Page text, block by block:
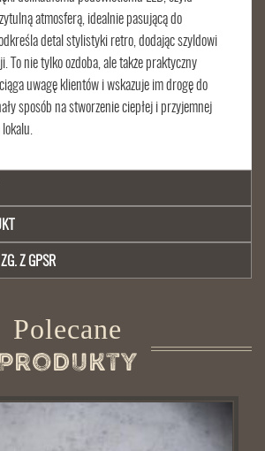
atmosferą, idealnie pasującą do
detal stylistyki retro, dodając szyldowi
To nie tylko ozdoba, ale także praktyczny
uwagę klientów i wskazuje im drogę do
sposób na stworzenie ciepłej i przyjemnej
Z GPSR
Polecane
Produkty